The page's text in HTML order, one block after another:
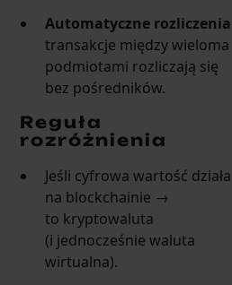
Automatyczne rozliczenia
transakcje między wieloma
podmiotami rozliczają się
bez pośredników.
Reguła
rozróżnienia
Jeśli cyfrowa wartość działa
na blockchainie →
to kryptowaluta
(i jednocześnie waluta
wirtualna).